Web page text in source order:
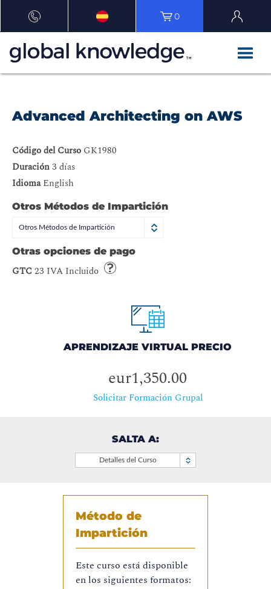
0
Advanced Architecting on AWS
Código del Curso GK1980
Duración3 días
IdiomaEnglish
Otros Métodos de Impartición
Otros Métodos de Impartición
Otras opciones de pago
GTC 23 IVA Incluido
APRENDIZAJE VIRTUAL PRECIO
eur1,350.00
Solicitar Formación Grupal
SALTA A:
Detalles del Curso
Método de
Impartición
Este curso está disponible
en los siguientes formatos: